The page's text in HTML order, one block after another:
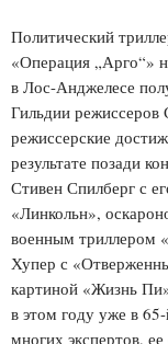
Политический
«Операция „Арго“»
в Лос-Анджелесе
Гильдии
режиссерские
результате позади
Стивен Спилберг с
«Линкольн»,
военным триллером
Хупер с
картиной «Жизнь
в этом году уже в
многих экспертов, ее